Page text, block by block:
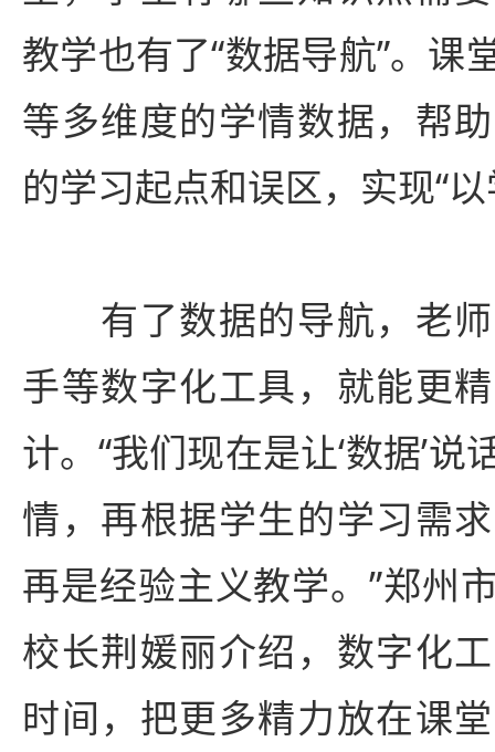
教学也有了“数据导航”。课
等多维度的学情数据，帮
的学习起点和误区，实现“
有了数据的导航，老师
手等数字化工具，就能更
计。“我们现在是让‘数据’
情，再根据学生的学习需
再是经验主义教学。”郑州
校长荆媛丽介绍，数字化
时间，把更多精力放在课